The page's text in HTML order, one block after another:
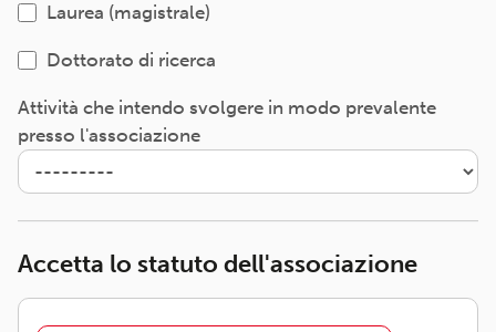
Laurea (magistrale)
Dottorato di ricerca
Attività che intendo svolgere in modo prevalente
presso l'associazione
Accetta lo statuto dell'associazione